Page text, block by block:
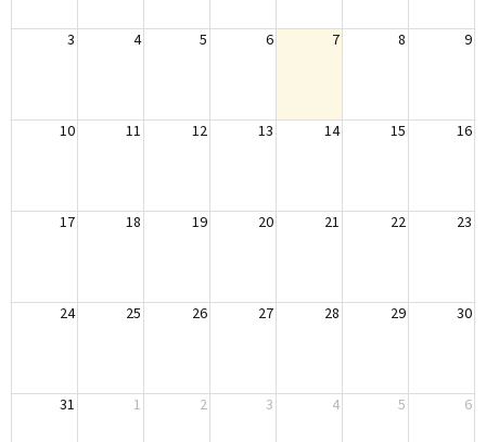
3 4 5 6 7 8 9
10 11 12 13 14 15 16
17 18 19 20 21 22 23
24 25 26 27 28 29 30
31 1 2 3 4 5 6